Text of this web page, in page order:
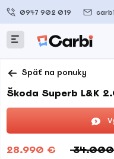
0947 902 019
Späť na ponuky
Škoda Superb L&K
28.990 €